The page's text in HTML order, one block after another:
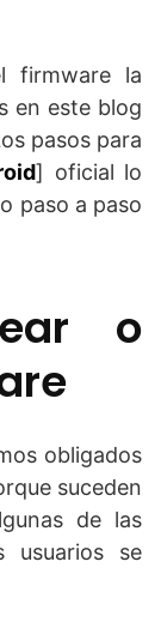
firmware la
en este blog
pasos para
] oficial lo
paso a paso
o
obligados
suceden
de las
usuarios se